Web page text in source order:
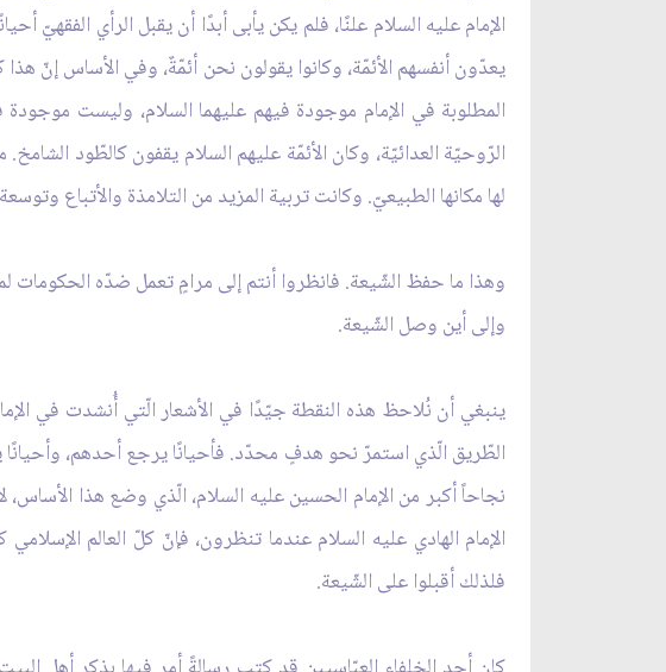
الإمام عليه السلام علنًا، فلم يكن يأبى أبدًا أن يقبل الرأي
يعدّون أنفسهم الأئمّة، وكانوا يقولون نحن أئمّةٌ، وفي الأساس إنّ
المطلوبة في الإمام موجودة فيهم عليهما السلام، وليست
الرّوحيّة العدائيّة، وكان الأئمّة عليهم السلام يقفون كالطّود
لها مكانها الطبيعيّ. وكانت تربية المزيد من التلامذة والأتباع
وإلى أين وصل الشّيعة.
ينبغي أن نُلاحظ هذه النقطة جيّدًا في الأشعار الّتي أُنشدت في
الطّريق الّذي استمرّ نحو هدفٍ محدّد. فأحيانًا يرجع أحدهم،
الإمام الهادي عليه السلام عندما تنظرون، فإنّ كلّ العالم
فلذلك أقبلوا على الشّيعة.